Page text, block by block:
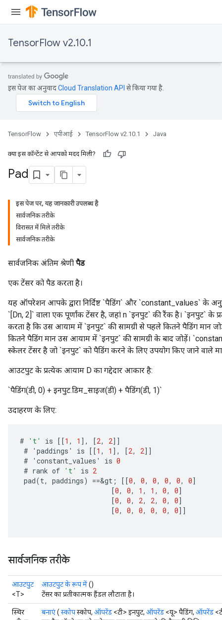
TensorFlow v2.10.1
इस पेज का अनुवादCloud Translation API से किया गया है.
TensorFlow एपीआई TensorFlow v2.10.1 Java
क्या इस कॉन्टेंट से आपको मदद मिली?
Pad
इस पेज पर, यह जानकारी उपलब्ध है
सार्वजनिक तरीके
विरासत में मिले तरीके
सार्वजनिक तरीके
सार्वजनिक अंतिम श्रेणी पैड
एक टेंसर को पैड करता है।
यह ऑपरेशन आपके द्वारा निर्दिष्ट `पैडिंग` और `constant_values` के
`[Dn, 2]` वाला एक पूर्णांक टेंसर है, जहां n `इनपुट` की रैंक है। `इनपुट` के
करता है कि उस आयाम में `इनपुट` की सामग्री से पहले कितने पैडिंग मान
कितने पैडिंग मान उस आयाम में `इनपुट` की सामग्री के बाद जोड़ें।
स्केलर टेंसर है जो `इनपुट` को पैडिंग करने के लिए उपयोग किए जाने वाले
आउटपुट के प्रत्येक आयाम D का गद्देदार आकार है:
`पैडिंग(डी, 0) + इनपुट.डिम_साइज(डी) + पैडिंग(डी, 1)`
उदाहरण के लिए:
# 't' is [[1 , 1 ] , [2, 2]]
#
' paddings ' is [[1 , 1 ] , [2, 2]]
#
' constant_values ' is 0
# rank of 't' is 2
pad(t, paddings) ==&gt ; [[0, 0, 0, 0, 0, 0]
[0, 0, 1 , 1 , 0, 0]
[0, 0, 2, 2, 0, 0]
[0, 0, 0, 0, 0, 0]]
सार्वजनिक तरीके
आउटपुट
<T>
आउटपुट के रूप में()
टेंसर का प्रतीकात्मक हैंडल लौटाता है।
स्थिर
बनाएं( स्कोपस्कोप, ऑपरेंड <टी> इनपुट, ऑपरेंड <यू> पैडिंग, ऑपरेंड